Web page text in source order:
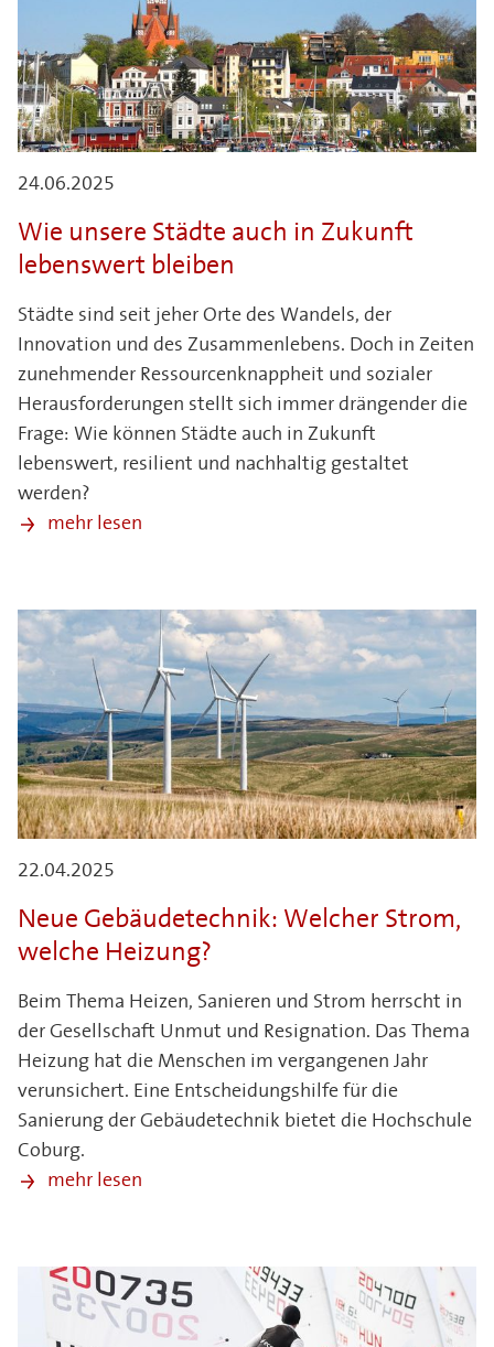
24.06.2025
Wie unsere Städte auch in Zukunft
lebenswert bleiben
Städte sind seit jeher Orte des Wandels, der
Innovation und des Zusammenlebens. Doch in Zeiten
zunehmender Ressourcenknappheit und sozialer
Herausforderungen stellt sich immer drängender die
Frage: Wie können Städte auch in Zukunft
lebenswert, resilient und nachhaltig gestaltet
werden?
mehr lesen
22.04.2025
Neue Gebäudetechnik: Welcher Strom,
welche Heizung?
Beim Thema Heizen, Sanieren und Strom herrscht in
der Gesellschaft Unmut und Resignation. Das Thema
Heizung hat die Menschen im vergangenen Jahr
verunsichert. Eine Entscheidungshilfe für die
Sanierung der Gebäudetechnik bietet die Hochschule
Coburg.
mehr lesen